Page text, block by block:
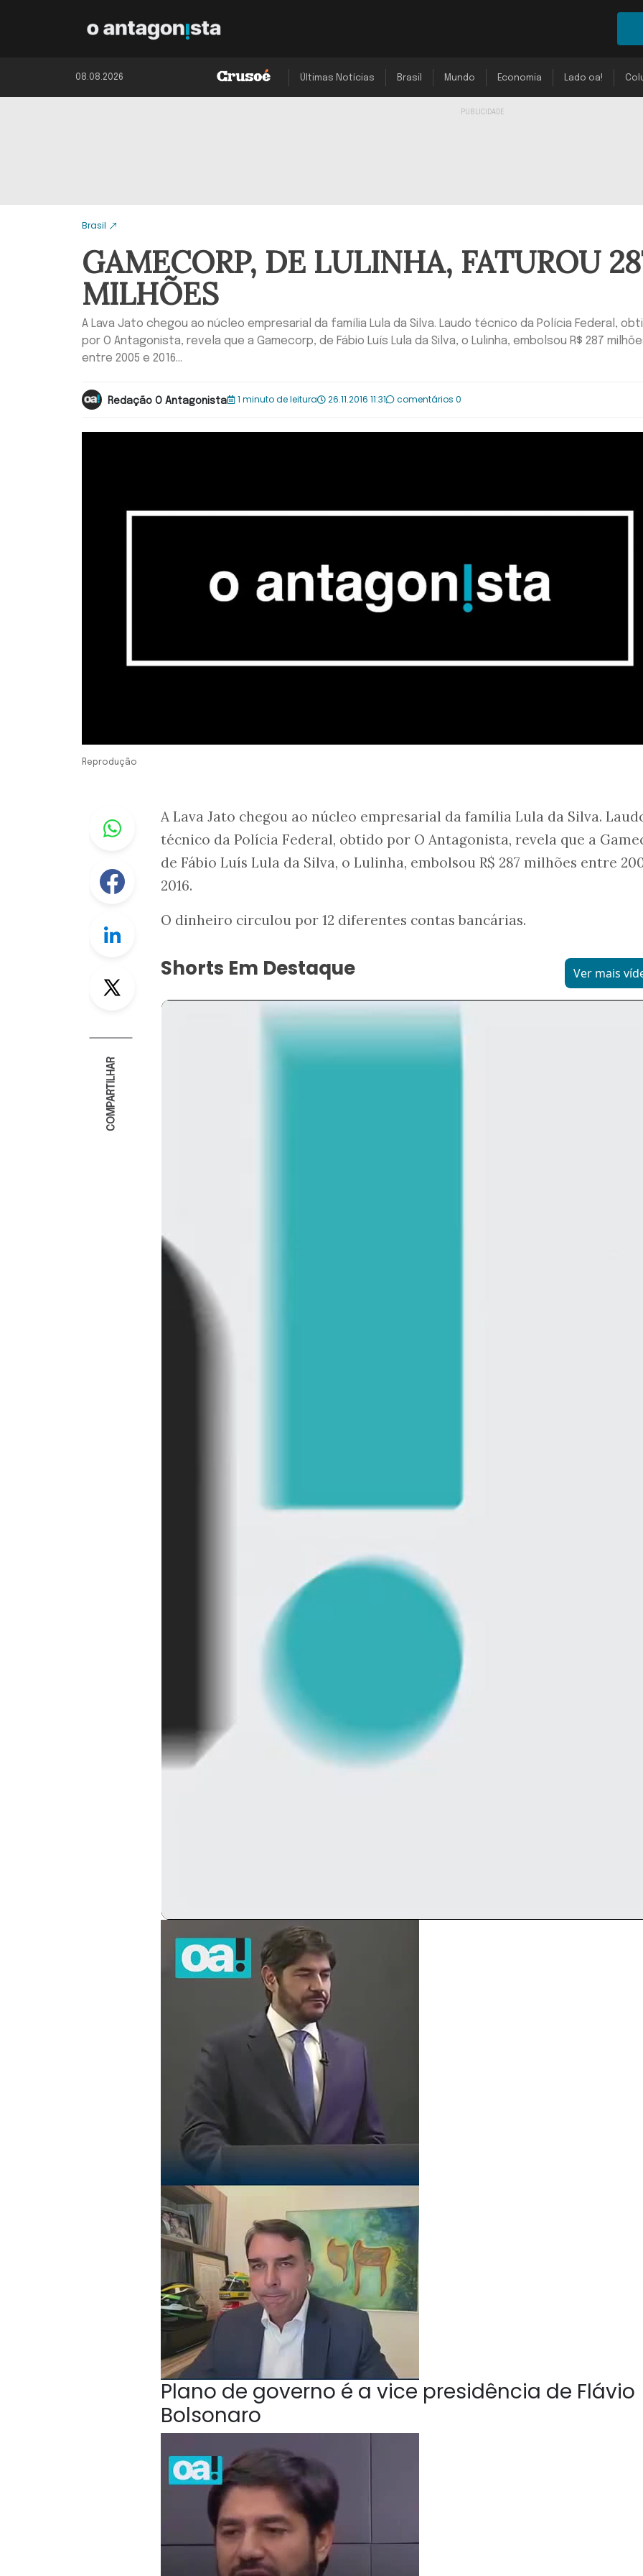
08.08.2026 Últimas Notícias Brasil Mundo Economia Lado oa!
Brasil
GAMECORP, DE LULINHA, FATUROU
MILHÕES
A Lava Jato chegou ao núcleo empresarial da família Lula da Silva. Laudo técnico da Polícia Federal,
por O Antagonista, revela que a Gamecorp, de Fábio Luís Lula da Silva, o Lulinha, embolsou R$ 287
entre 2005 e 2016...
Redação O Antagonista 1 minuto de leitura 26.11.2016 11:31 comentários 0
Reprodução
Whastapp
Facebook
Linkedin
Twitter
COMPARTILHAR
A Lava Jato chegou ao núcleo empresarial da família Lula da Silva.
técnico da Polícia Federal, obtido por O Antagonista, revela que a
de Fábio Luís Lula da Silva, o Lulinha, embolsou R$ 287 milhões entre
2016.
O dinheiro circulou por 12 diferentes contas bancárias.
Shorts Em Destaque Ver mais
Plano de governo é a vice presidência de Flávio
Bolsonaro